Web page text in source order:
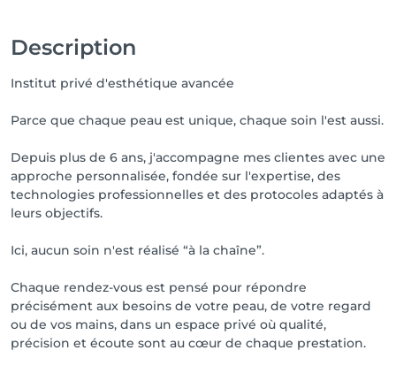
Merci pour votre compréhension, votre fidélité et
votre bienveillance 🤍
Description
Institut privé d'esthétique avancée
Parce que chaque peau est unique, chaque soin l'est aussi.
Depuis plus de 6 ans, j'accompagne mes clientes avec une
approche personnalisée, fondée sur l'expertise, des
technologies professionnelles et des protocoles adaptés à
leurs objectifs.
Ici, aucun soin n'est réalisé “à la chaîne”.
Chaque rendez-vous est pensé pour répondre
précisément aux besoins de votre peau, de votre regard
ou de vos mains, dans un espace privé où qualité,
précision et écoute sont au cœur de chaque prestation.